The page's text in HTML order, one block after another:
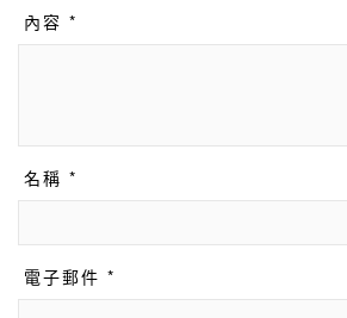
內容 *
名稱 *
電子郵件 *